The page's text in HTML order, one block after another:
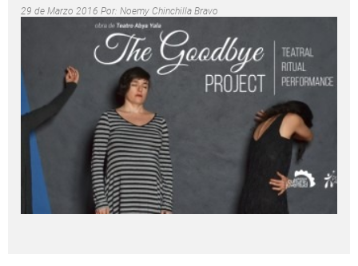
29 de Marzo 2016 Por: Noemy Chinchilla Bravo